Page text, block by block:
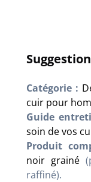
Catégorie :
cuir pour
Guide
soin de vos
Produit
noir grainé
raffiné).